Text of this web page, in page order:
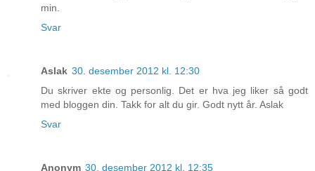
min.
Svar
Aslak 30. desember 2012 kl. 12:30
Du skriver ekte og personlig. Det er hva jeg liker så godt
med bloggen din. Takk for alt du gir. Godt nytt år. Aslak
Svar
Anonym 30. desember 2012 kl. 12:35